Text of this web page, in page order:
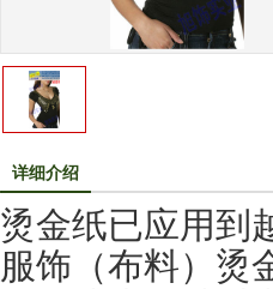
详细介绍
烫金纸已应用到
服饰（布料）烫